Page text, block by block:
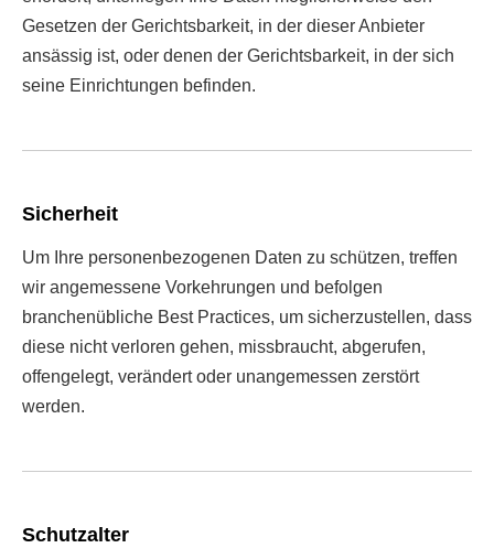
Gesetzen der Gerichtsbarkeit, in der dieser Anbieter
ansässig ist, oder denen der Gerichtsbarkeit, in der sich
seine Einrichtungen befinden.
Sicherheit
Um Ihre personenbezogenen Daten zu schützen, treffen
wir angemessene Vorkehrungen und befolgen
branchenübliche Best Practices, um sicherzustellen, dass
diese nicht verloren gehen, missbraucht, abgerufen,
offengelegt, verändert oder unangemessen zerstört
werden.
Schutzalter